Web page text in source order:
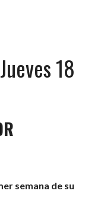
18
semana de su